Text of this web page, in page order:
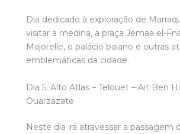
Dia dedicado à exploração de
visitar a medina, a praça Jemaa el-
Majorelle, o palácio baiano e outras
emblemáticas da cidade.
Dia 5: Alto Atlas – Telouet – Ait Ben
Ouarzazate
Neste dia irá atravessar a passagem